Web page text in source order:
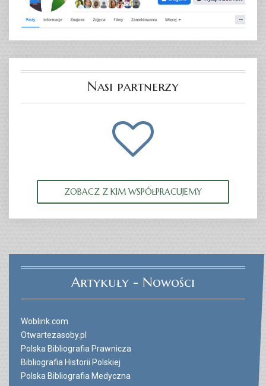
Nasi partnerzy
ZOBACZ Z KIM WSPÓŁPRACUJEMY
Artykuły - Nowości
Woblink.com
Otwartezasoby.pl
Polska Bibliografia Prawnicza
Bibliografia Historii Polskiej
Polska Bibliografia Medyczna